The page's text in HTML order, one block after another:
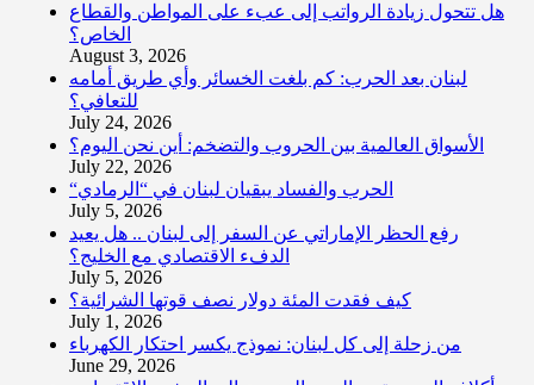
هل تتحول زيادة الرواتب إلى عبء على المواطن والقطاع
الخاص؟
August 3, 2026
لبنان بعد الحرب: كم بلغت الخسائر وأي طريق أمامه
للتعافي؟
July 24, 2026
الأسواق العالمية بين الحروب والتضخم: أين نحن اليوم؟
July 22, 2026
“الحرب والفساد يبقيان لبنان في “الرمادي
July 5, 2026
رفع الحظر الإماراتي عن السفر إلى لبنان .. هل يعيد
الدفء الاقتصادي مع الخليج؟
July 5, 2026
كيف فقدت المئة دولار نصف قوتها الشرائية؟
July 1, 2026
من زحلة إلى كل لبنان: نموذج يكسر احتكار الكهرباء
June 29, 2026